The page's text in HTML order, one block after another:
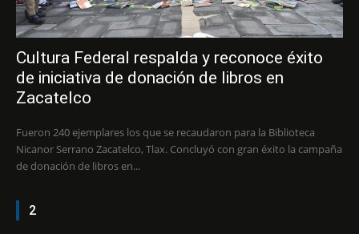
Cultura Federal respalda y reconoce éxito
de iniciativa de donación de libros en
Zacatelco
Fueron 240 ejemplares los que se recaudaron para la Biblioteca
Nicanor Serrano Zacatelco, Tlax. Concluyó con gran éxito la campaña
de donación de libros en...
2